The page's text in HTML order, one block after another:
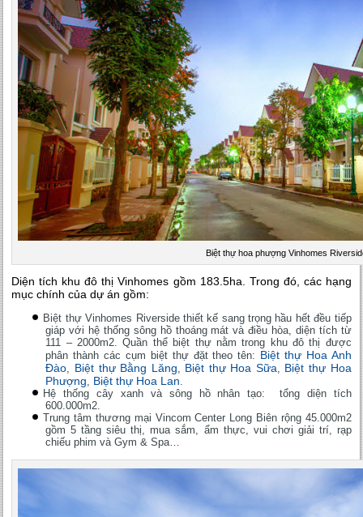
Biệt thự hoa phượng Vinhomes
Diện tích khu đô thị Vinhomes gồm 183.5ha. Trong đó, các hạng
mục chính của dự án gồm:
Biệt thự Vinhomes Riverside thiết kế sang trọng hầu hết đều tiếp
giáp với hệ thống sông hồ thoáng mát và điều hòa, diện tích từ
111 – 2000m2. Quần thể biệt thự nằm trong khu đô thị được
phân thành các cụm biệt thự đặt theo tên: Biệt thự Hoa Anh
Đào
Biệt thự Bằng Lăng Biệt thự Hoa Sữa
Biệt thự Hoa
Phượng
Biệt thự Hoa Lan
Hệ thống cây xanh và sông hồ nhân tạo: tổng diện tích
600.000m2.
Trung tâm thương mại Vincom Center Long Biên rộng 45.000m2
gồm 5 tầng siêu thị, mua sắm, ẩm thực, vui chơi giải trí, rạp
chiếu phim và Gym & Spa…